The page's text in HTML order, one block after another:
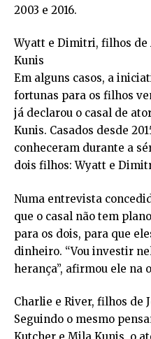
2003 e 2016.
Wyatt e Dimitri, filhos de
Kunis
Em alguns casos, a
fortunas para os filhos
já declarou o casal de
Kunis. Casados desde
conheceram durante a
dois filhos: Wyatt e
Numa entrevista
que o casal não tem
para os dois, para que
dinheiro. “Vou investir
herança”, afirmou ele na
Charlie e River, filhos de
Seguindo o mesmo